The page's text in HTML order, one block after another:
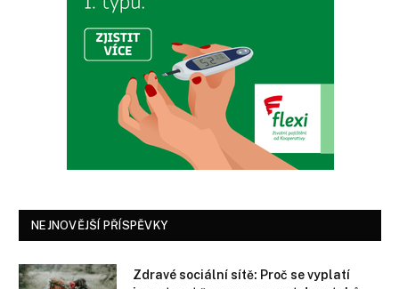
NEJNOVĚJŠÍ PŘÍSPĚVKY
Zdravé sociální sítě: Proč se vyplatí